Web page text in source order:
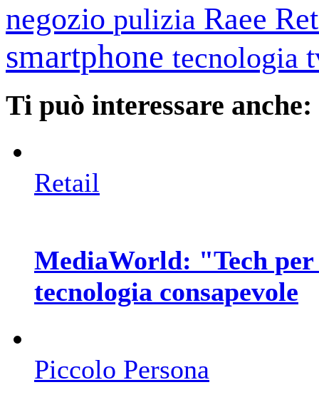
negozio pulizia Raee
smartphone tecnologia
Ti può interessare anche:
Retail
MediaWorld: "Tech
tecnologia consapevole
Piccolo Persona